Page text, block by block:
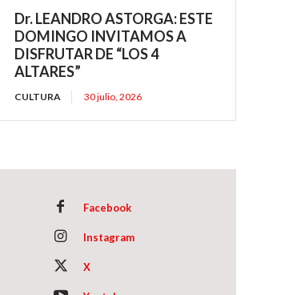
Dr. LEANDRO ASTORGA: ESTE
DOMINGO INVITAMOS A
DISFRUTAR DE “LOS 4
ALTARES”
CULTURA 30 julio, 2026
Facebook
Instagram
X